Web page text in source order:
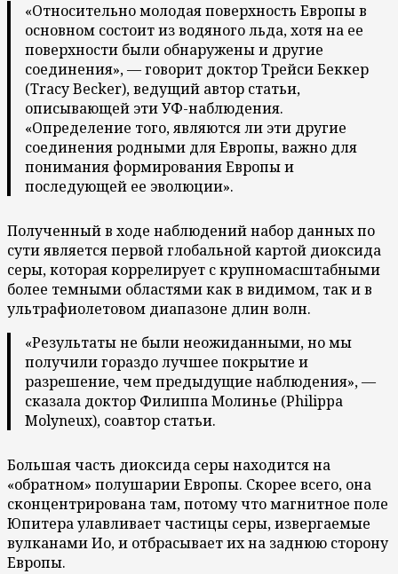
«Относительно молодая поверхность Европы в
основном состоит из водяного льда, хотя на ее
поверхности были обнаружены и другие
соединения», — говорит доктор Трейси Беккер
(Tracy Becker), ведущий автор статьи,
описывающей эти УФ-наблюдения.
«Определение того, являются ли эти другие
соединения родными для Европы, важно для
понимания формирования Европы и
последующей ее эволюции».
Полученный в ходе наблюдений набор данных по
сути является первой глобальной картой диоксида
серы, которая коррелирует с крупномасштабными
более темными областями как в видимом, так и в
ультрафиолетовом диапазоне длин волн.
«Результаты не были неожиданными, но мы
получили гораздо лучшее покрытие и
разрешение, чем предыдущие наблюдения», —
сказала доктор Филиппа Молинье (Philippa
Molyneux), соавтор статьи.
Большая часть диоксида серы находится на
«обратном» полушарии Европы. Скорее всего, она
сконцентрирована там, потому что магнитное поле
Юпитера улавливает частицы серы, извергаемые
вулканами Ио, и отбрасывает их на заднюю сторону
Европы.